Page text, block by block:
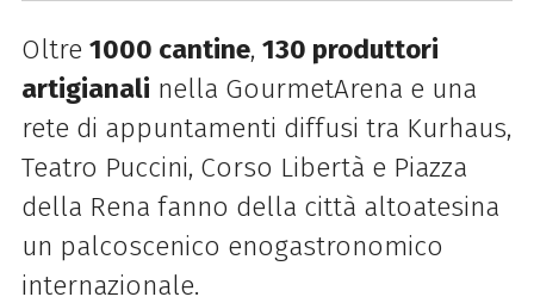
Oltre 1000 cantine, 130 produttori
artigianali nella GourmetArena e una
rete di appuntamenti diffusi tra Kurhaus,
Teatro Puccini, Corso Libertà e Piazza
della Rena fanno della città altoatesina
un palcoscenico enogastronomico
internazionale.